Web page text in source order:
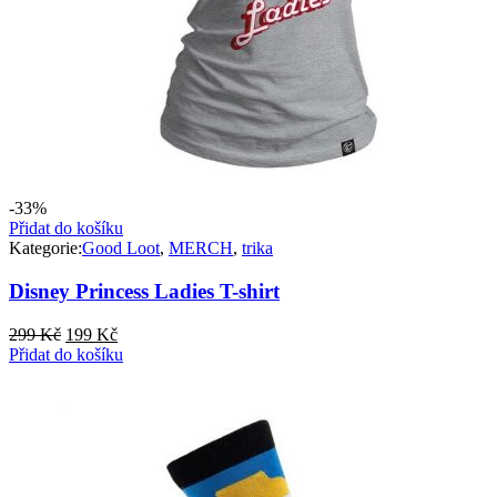
-33%
Přidat do košíku
Kategorie:Good Loot, MERCH, trika
Disney Princess Ladies T-shirt
299Kč Původní
cena
199 KčAktuální
cena
Přidat do košíku